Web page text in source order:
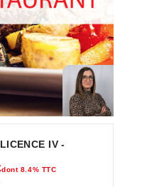
IV -
dont 8.4% TTC